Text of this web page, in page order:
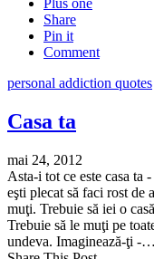
Plus one
Share
Pin it
Comment
personal addiction quotes
Casa ta
mai 24, 2012
Asta-i tot ce este casa
eşti plecat să faci rost de
muţi. Trebuie să iei o
Trebuie să le muţi pe
undeva. Imaginează-ţi -…